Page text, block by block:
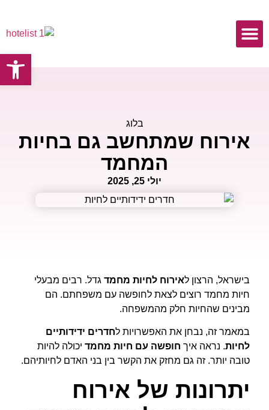
בלוג
אירוח שמתחשב גם בחיות
המחמד
יולי 25, 2025
בישראל, הרצון לאירוח לחיות מחמד גדל. רבים מבעלי
חיות מחמד רוצים לצאת לחופשה עם משפחתם. הם
מבינים שהחיות חלק מהמשפחה.
במאמר זה, נבחן את האפשרויות לחדרים ידידותיים
לחיות. נראה איך חופשה עם חיות מחמד יכולה להיות
טובה יותר. זה גם מחזק את הקשר בין בני האדם לחיותיהם.
יתרונות של אירוח